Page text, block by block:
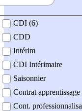
contrat
CDI (6)
CDD
Intérim
CDI Intérimaire
Saisonnier
Contrat apprentissage
Cont.